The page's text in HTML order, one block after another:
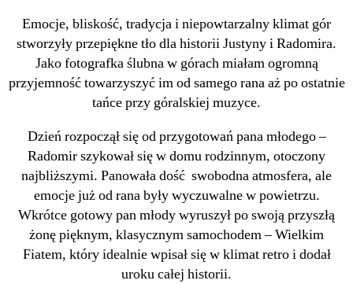
Emocje, bliskość, tradycja i niepowtarzalny klimat gór
stworzyły przepiękne tło dla historii Justyny i Radomira.
Jako fotografka ślubna w górach miałam ogromną
przyjemność towarzyszyć im od samego rana aż po ostatnie
tańce przy góralskiej muzyce.
Dzień rozpoczął się od przygotowań pana młodego –
Radomir szykował się w domu rodzinnym, otoczony
najbliższymi. Panowała dość swobodna atmosfera, ale
emocje już od rana były wyczuwalne w powietrzu.
Wkrótce gotowy pan młody wyruszył po swoją przyszłą
żonę pięknym, klasycznym samochodem – Wielkim
Fiatem, który idealnie wpisał się w klimat retro i dodał
uroku całej historii.